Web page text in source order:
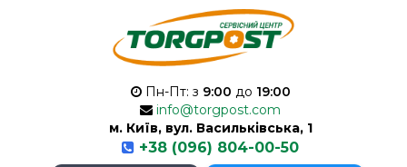
Пн-Пт: з 9:00 до 19:00
info@torgpost.com
м. Київ, вул. Васильківська, 1
+38 (096) 804-00-50